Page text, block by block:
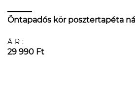
Öntapadós kör posztertapéta
ÁR:
29 990 Ft